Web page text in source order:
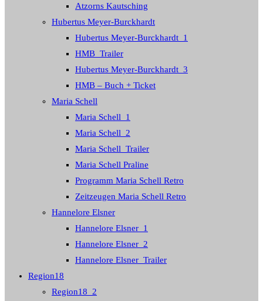
Atzorns Kautsching
Hubertus Meyer-Burckhardt
Hubertus Meyer-Burckhardt_1
HMB_Trailer
Hubertus Meyer-Burckhardt_3
HMB – Buch + Ticket
Maria Schell
Maria Schell_1
Maria Schell_2
Maria Schell_Trailer
Maria Schell Praline
Programm Maria Schell Retro
Zeitzeugen Maria Schell Retro
Hannelore Elsner
Hannelore Elsner_1
Hannelore Elsner_2
Hannelore Elsner_Trailer
Region18
Region18_2